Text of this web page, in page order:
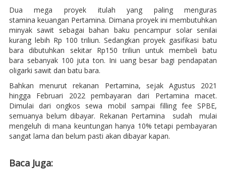
Dua mega proyek itulah yang paling menguras
stamina keuangan Pertamina. Dimana proyek ini membutuhkan
minyak sawit sebagai bahan baku pencampur solar senilai
kurang lebih Rp 100 triliun. Sedangkan proyek gasifikasi batu
bara dibutuhkan sekitar Rp150 triliun untuk membeli batu
bara sebanyak 100 juta ton. Ini uang besar bagi pendapatan
oligarki sawit dan batu bara.
Bahkan menurut rekanan Pertamina, sejak Agustus 2021
hingga Februari 2022 pembayaran dari Pertamina macet.
Dimulai dari ongkos sewa mobil sampai filling fee SPBE,
semuanya belum dibayar. Rekanan Pertamina sudah mulai
mengeluh di mana keuntungan hanya 10% tetapi pembayaran
sangat lama dan belum pasti akan dibayar kapan.
Baca Juga: